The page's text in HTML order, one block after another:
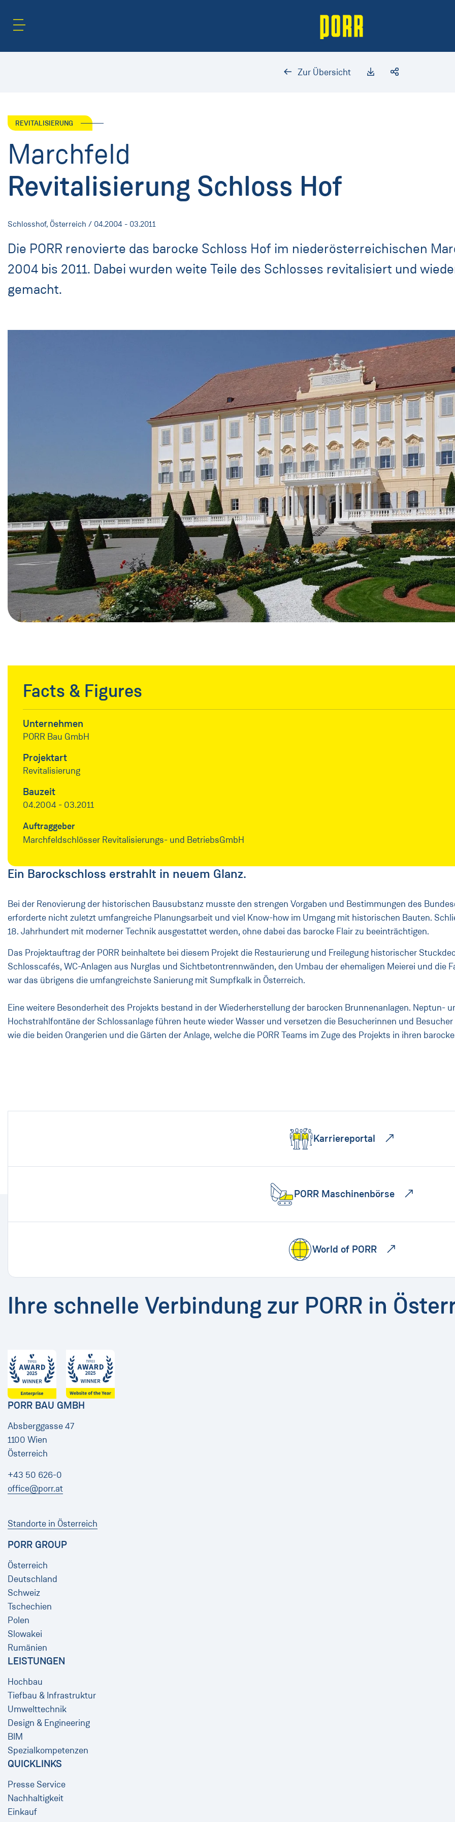
Zur Übersicht
REVITALISIERUNG
Marchfeld
Revitalisierung Schloss Hof
Schlosshof, Österreich / 04.2004 - 03.2011
Die PORR renovierte das barocke Schloss Hof im niederösterreichischen
2004 bis 2011. Dabei wurden weite Teile des Schlosses revitalisiert und
gemacht.
Facts & Figures
Unternehmen
PORR Bau GmbH
Projektart
Revitalisierung
Bauzeit
04.2004 - 03.2011
Auftraggeber
Marchfeldschlösser Revitalisierungs- und BetriebsGmbH
Ein Barockschloss erstrahlt in neuem Glanz.
Bei der Renovierung der historischen Bausubstanz musste den strengen Vorgaben und Bestimmungen des
erforderte nicht zuletzt umfangreiche Planungsarbeit und viel Know-how im Umgang mit historischen Bauten.
18. Jahrhundert mit moderner Technik ausgestattet werden, ohne dabei das barocke Flair zu beeinträchtigen.
Das Projektauftrag der PORR beinhaltete bei diesem Projekt die Restaurierung und Freilegung historischer
Schlosscafés, WC-Anlagen aus Nurglas und Sichtbetontrennwänden, den Umbau der ehemaligen Meierei und die
war das übrigens die umfangreichste Sanierung mit Sumpfkalk in Österreich.
Eine weitere Besonderheit des Projekts bestand in der Wiederherstellung der barocken Brunnenanlagen. Neptun-
Hochstrahlfontäne der Schlossanlage führen heute wieder Wasser und versetzen die Besucherinnen und
wie die beiden Orangerien und die Gärten der Anlage, welche die PORR Teams im Zuge des Projekts in ihren
Karriereportal
PORR Maschinenbörse
World of PORR
Ihre schnelle Verbindung zur PORR in
PORR BAU GMBH
Absberggasse 47
1100 Wien
Österreich
+43 50 626-0
office@porr.at
Standorte in Österreich
PORR GROUP
Österreich
Deutschland
Schweiz
Tschechien
Polen
Slowakei
Rumänien
LEISTUNGEN
Hochbau
Tiefbau & Infrastruktur
Umwelttechnik
Design & Engineering
BIM
Spezialkompetenzen
QUICKLINKS
Presse Service
Nachhaltigkeit
Einkauf